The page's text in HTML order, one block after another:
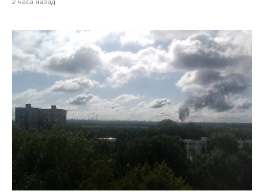
2 часа назад